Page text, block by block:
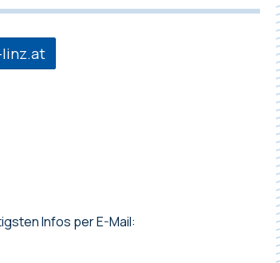
linz.at
Infos per E-Mail: